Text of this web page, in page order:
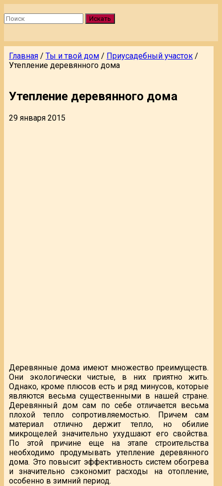
Искать
Главная / Ты и твой дом / Приусадебный участок /
Утепление деревянного дома
Утепление деревянного дома
29 января 2015
Деревянные дома имеют множество преимуществ.
Они экологически чистые, в них приятно жить.
Однако, кроме плюсов есть и ряд минусов, которые
являются весьма существенными в нашей стране.
Деревянный дом сам по себе отличается весьма
плохой тепло сопротивляемостью. Причем сам
материал отлично держит тепло, но обилие
микрощелей значительно ухудшают его свойства.
По этой причине еще на этапе строительства
необходимо продумывать утепление деревянного
дома. Это повысит эффективность систем обогрева
и значительно сэкономит расходы на отопление,
особенно в зимний период.